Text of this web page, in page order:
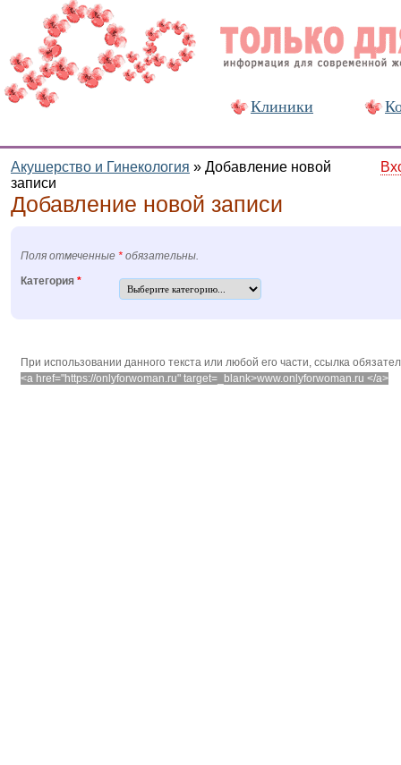
Клиники
Акушерство и Гинекология » Добавление новой
записи
Добавление новой записи
Поля отмеченные * обязательны.
Категория *
При использовании данного текста или любой его части, ссылка
<a href="https://onlyforwoman.ru" target=_blank>www.onlyforwoman.ru </a>